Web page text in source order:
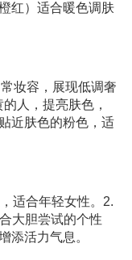
红）适合暖色调肤
妆容，展现低调奢
人，提亮肤色，
近肤色的粉色，适
适合年轻女性。2.
大胆尝试的个性
添活力气息。